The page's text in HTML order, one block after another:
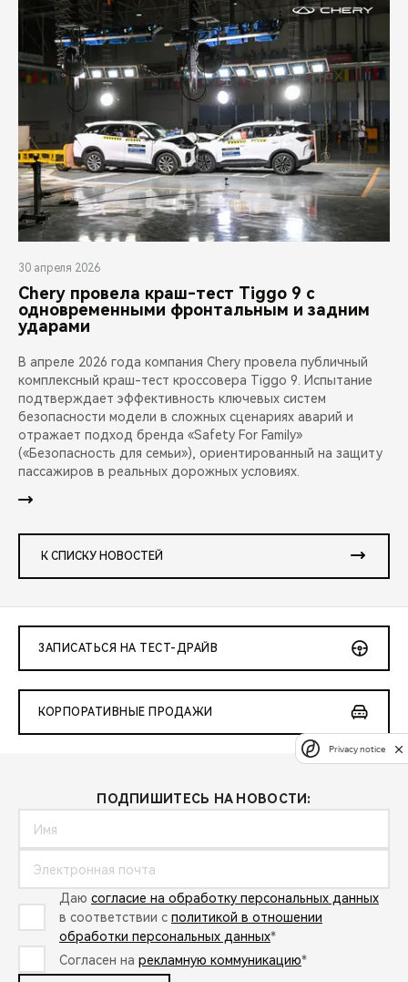
30 апреля 2026
Chery провела краш-тест Tiggo 9 с
одновременными фронтальным и задним
ударами
В апреле 2026 года компания Chery провела публичный
комплексный краш-тест кроссовера Tiggo 9. Испытание
подтверждает эффективность ключевых систем
безопасности модели в сложных сценариях аварий и
отражает подход бренда «Safety For Family»
(«Безопасность для семьи»), ориентированный на защиту
пассажиров в реальных дорожных условиях.
К СПИСКУ НОВОСТЕЙ
ЗАПИСАТЬСЯ НА ТЕСТ-ДРАЙВ
КОРПОРАТИВНЫЕ ПРОДАЖИ
ПОДПИШИТЕСЬ НА НОВОСТИ:
Даю согласие на обработку персональных данных
в соответствии с политикой в отношении
обработки персональных данных*
Согласен на рекламную коммуникацию*
Privacy notice